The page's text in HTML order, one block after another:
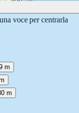
voce per centrarla
m
m